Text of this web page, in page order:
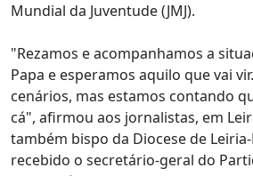
Mundial da Juventude (JMJ).
"Rezamos e acompanhamos a
Papa e esperamos aquilo que vai
cenários, mas estamos contando
cá", afirmou aos jornalistas, em
também bispo da Diocese de
recebido o secretário-geral do